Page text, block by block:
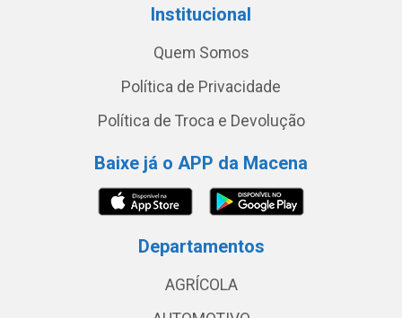
Institucional
Quem Somos
Política de Privacidade
Política de Troca e Devolução
Baixe já o APP da Macena
Departamentos
AGRÍCOLA